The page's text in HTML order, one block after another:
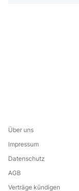
Über uns
Impressum
Datenschutz
AGB
Verträge kündigen